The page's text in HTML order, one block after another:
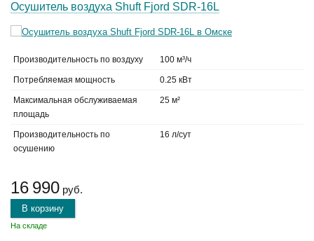
Осушитель воздуха Shuft Fjord SDR-16L
Производительность по воздуху 100 м³/ч
Потребляемая мощность 0.25 кВт
Максимальная обслуживаемая
площадь
25 м²
Производительность по
осушению
16 л/сут
16 990 руб.
В корзину
На складе